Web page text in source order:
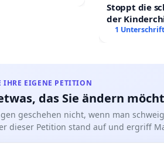
Stoppt die
der
sichere
1
IHRE EIGENE PETITION
das Sie ändern
geschehen nicht, wenn man
dieser Petition stand auf und ergriff